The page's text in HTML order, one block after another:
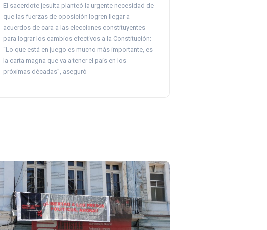
El sacerdote jesuita planteó la urgente necesidad de
que las fuerzas de oposición logren llegar a
acuerdos de cara a las elecciones constituyentes
para lograr los cambios efectivos a la Constitución:
“Lo que está en juego es mucho más importante, es
la carta magna que va a tener el país en los
próximas décadas”, aseguró